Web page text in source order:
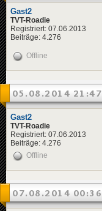
Gast2
TVT-Roadie
Registriert: 07.06.2013
Beiträge: 4.276
Offline
05.08.2014 21:47
Gast2
TVT-Roadie
Registriert: 07.06.2013
Beiträge: 4.276
Offline
07.08.2014 00:36